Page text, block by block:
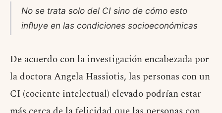
No se trata solo del CI sino de cómo esto
influye en las condiciones socioeconómicas
De acuerdo con la investigación encabezada por
la doctora Angela Hassiotis, las personas con un
CI (cociente intelectual) elevado podrían estar